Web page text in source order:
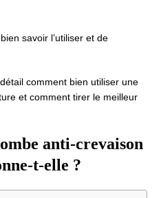
savoir l’utiliser et de
comment bien utiliser une
et comment tirer le meilleur
anti-crevaison
t-elle ?